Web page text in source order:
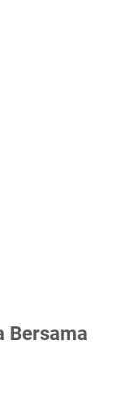
Bersama